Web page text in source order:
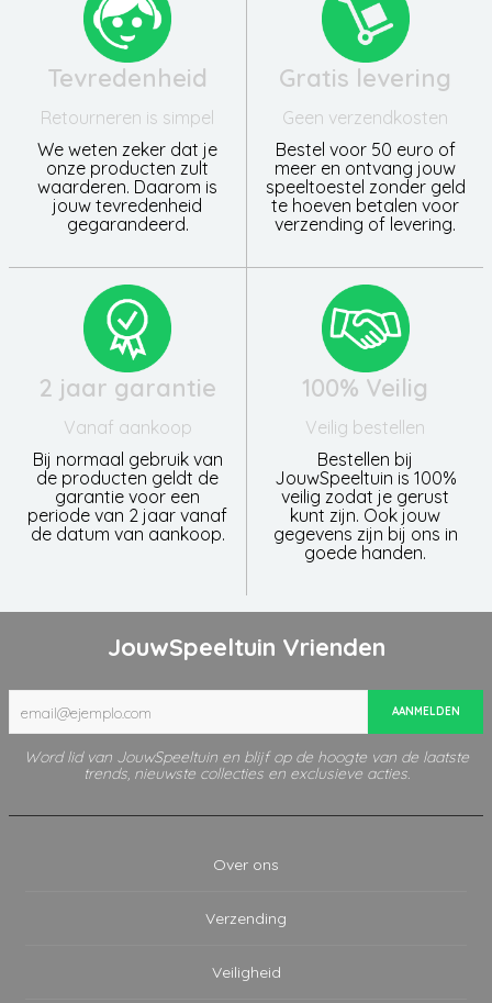
Tevredenheid
Retourneren is simpel
We weten zeker dat je
onze producten zult
waarderen. Daarom is
jouw tevredenheid
gegarandeerd.
Gratis levering
Geen verzendkosten
Bestel voor 50 euro of
meer en ontvang jouw
speeltoestel zonder geld
te hoeven betalen voor
verzending of levering.
2 jaar garantie
Vanaf aankoop
Bij normaal gebruik van
de producten geldt de
garantie voor een
periode van 2 jaar vanaf
de datum van aankoop.
100% Veilig
Veilig bestellen
Bestellen bij
JouwSpeeltuin is 100%
veilig zodat je gerust
kunt zijn. Ook jouw
gegevens zijn bij ons in
goede handen.
JouwSpeeltuin Vrienden
AANMELDEN
Word lid van JouwSpeeltuin en blijf op de hoogte van de laatste
trends, nieuwste collecties en exclusieve acties.
Over ons
Verzending
Veiligheid